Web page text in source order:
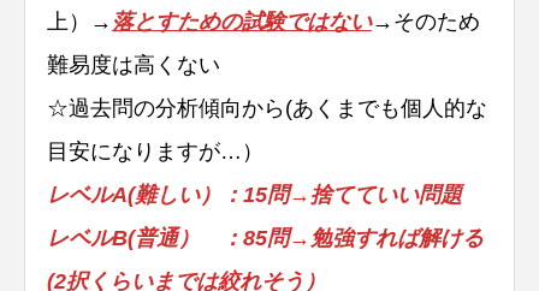
上）→ 落とすための試験ではない→そのため
難易度は高くない
☆過去問の分析傾向から(あくまでも個人的な
目安になりますが…）
レベルA(難しい）：15問→捨てていい問題
レベルB(普通） ：85問→勉強すれば解ける
(2択くらいまでは絞れそう）